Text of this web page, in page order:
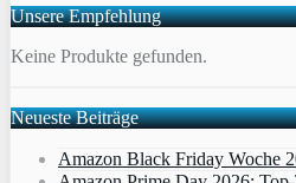
Unsere Empfehlung
Keine Produkte gefunden.
Neueste Beiträge
Amazon Black Friday Woche